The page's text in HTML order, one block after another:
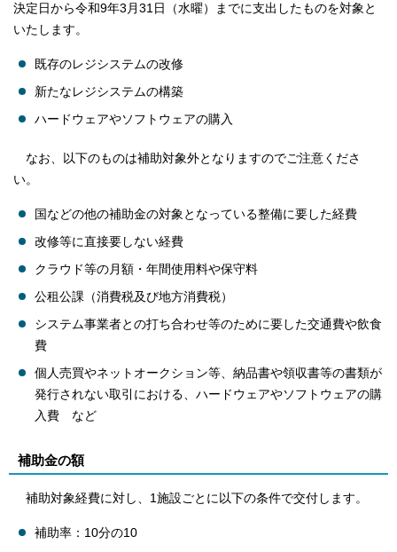
決定日から令和9年3月31日（水曜）までに支出したものを対象と
いたします。
既存のレジシステムの改修
新たなレジシステムの構築
ハードウェアやソフトウェアの購入
なお、以下のものは補助対象外となりますのでご注意くださ
い。
国などの他の補助金の対象となっている整備に要した経費
改修等に直接要しない経費
クラウド等の月額・年間使用料や保守料
公租公課（消費税及び地方消費税）
システム事業者との打ち合わせ等のために要した交通費や飲食
費
個人売買やネットオークション等、納品書や領収書等の書類が
発行されない取引における、ハードウェアやソフトウェアの購
入費 など
補助金の額
補助対象経費に対し、1施設ごとに以下の条件で交付します。
補助率：10分の10